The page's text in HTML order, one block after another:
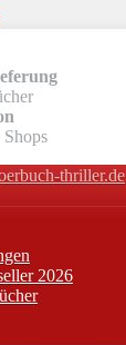
Shops
thriller.de
2026